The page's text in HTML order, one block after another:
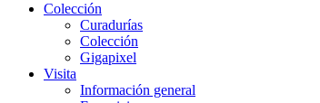
Colección
Curadurías
Colección
Gigapixel
Visita
Información general